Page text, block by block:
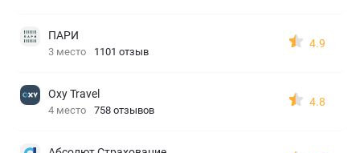
ПАРИ
3 место 1101 отзыв
4.9
Oxy Travel
4 место 758 отзывов
4.8